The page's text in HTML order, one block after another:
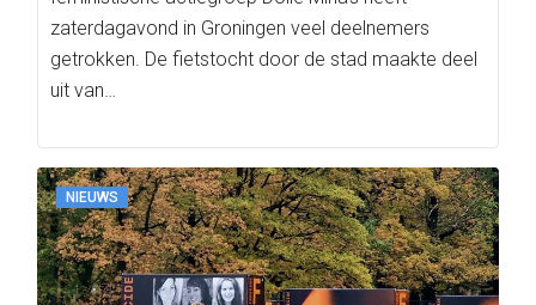
zaterdagavond in Groningen veel deelnemers
getrokken. De fietstocht door de stad maakte deel
uit van…
NIEUWS